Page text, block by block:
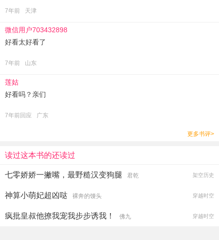
7年前 天津
微信用户703432898
好看太好看了
7年前 山东
莲姑
好看吗？亲们
7年前回应 广东
更多书评>
读过这本书的还读过
七零娇娇一撇嘴，最野糙汉变狗腿 君乾 架空历史
神算小萌妃超凶哒 裸奔的馒头 穿越时空
疯批皇叔他撩我宠我步步诱我！ 佛九 穿越时空